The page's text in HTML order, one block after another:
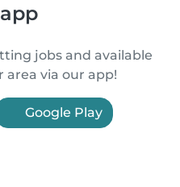
jobs and available
area via our app!
Google Play